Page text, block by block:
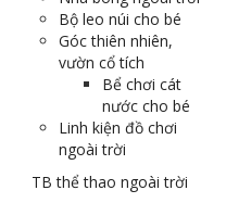
Bộ leo núi cho bé
Góc thiên nhiên,
vườn cổ tích
Bể chơi cát
nước cho bé
Linh kiện đồ chơi
ngoài trời
TB thể thao ngoài trời